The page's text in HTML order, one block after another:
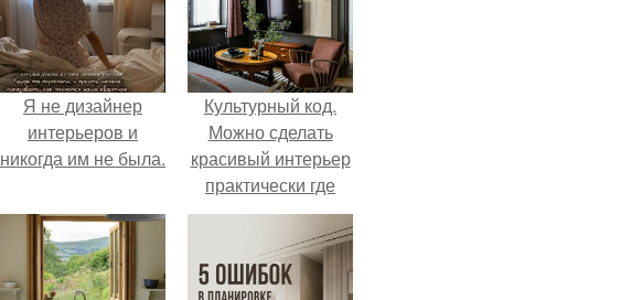
Я не дизайнер
интерьеров и
никогда им не была.
Культурный код.
Можно сделать
красивый интерьер
практически где
угодно.